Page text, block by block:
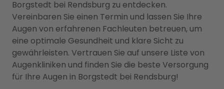
Borgstedt bei Rendsburg zu entdecken.
Vereinbaren Sie einen Termin und lassen Sie Ihre
Augen von erfahrenen Fachleuten betreuen, um
eine optimale Gesundheit und klare Sicht zu
gewährleisten. Vertrauen Sie auf unsere Liste von
Augenkliniken und finden Sie die beste Versorgung
für Ihre Augen in Borgstedt bei Rendsburg!